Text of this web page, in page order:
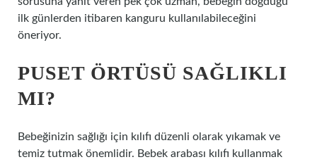
ilk günlerden itibaren kanguru kullanılabileceğini
öneriyor.
PUSET ÖRTÜSÜ SAĞLIKLI
MI?
Bebeğinizin sağlığı için kılıfı düzenli olarak yıkamak ve
temiz tutmak önemlidir. Bebek arabası kılıfı kullanmak